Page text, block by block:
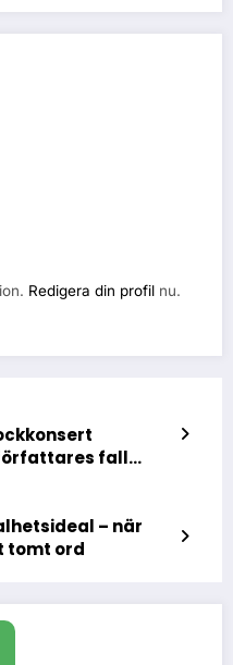
Redigera din profil nu.
fall
– när
tomt ord